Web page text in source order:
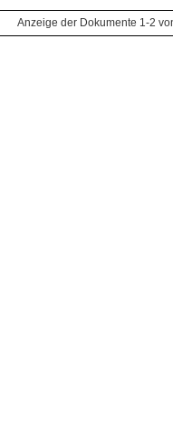
Anzeige der Dokumente 1-2